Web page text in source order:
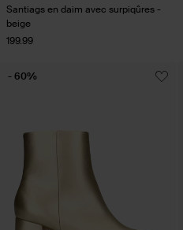
Santiags en daim avec surpiqûres -
beige
199.99
- 60%